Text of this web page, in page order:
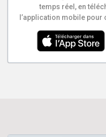
temps réel, en
l’application mobile